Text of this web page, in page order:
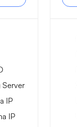
Server
IP
IP